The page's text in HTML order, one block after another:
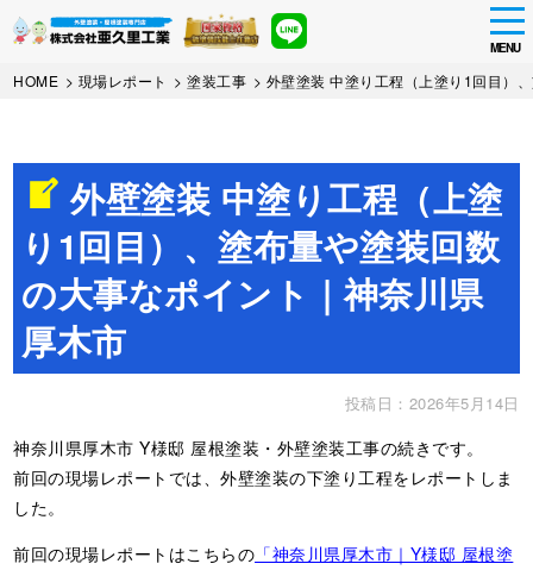
Skip
MENU
HOME > 現場レポート >塗装工事 > 外壁塗装 中塗り工程（上塗り1回目）
外壁塗装 中塗り工程（上塗
り1回目）、塗布量や塗装回数
の大事なポイント｜神奈川県
厚木市
投稿日：2026年5月14日
神奈川県厚木市 Y様邸 屋根塗装・外壁塗装工事の続きです。
前回の現場レポートでは、外壁塗装の下塗り工程をレポートしま
した。
前回の現場レポートはこちらの 「神奈川県厚木市｜Y様邸 屋根塗